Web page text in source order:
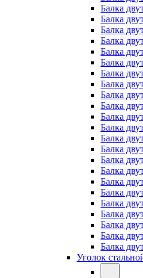
Балка
Балка
Балка
Балка
Балка
Балка
Балка
Балка
Балка
Балка
Балка
Балка
Балка
Балка
Балка
Балка
Балка
Балка
Балка
Балка
Балка
Балка
Балка
Уголок